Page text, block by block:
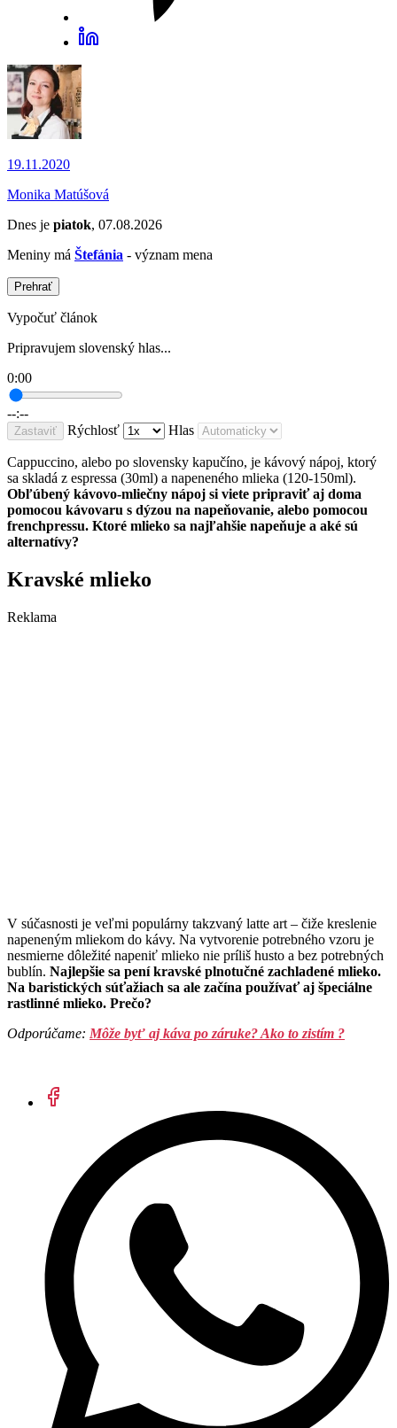
19.11.2020
Monika Matúšová
Dnes je piatok, 07.08.2026
Meniny má Štefánia - význam mena
Prehrať
Vypočuť článok
Pripravujem slovenský hlas...
0:00
--:--
Zastaviť Rýchlosť Hlas
Cappuccino, alebo po slovensky kapučíno, je kávový nápoj, ktorý
sa skladá z espressa (30ml) a napeneného mlieka (120-150ml).
Obľúbený kávovo-mliečny nápoj si viete pripraviť aj doma
pomocou kávovaru s dýzou na napeňovanie, alebo pomocou
frenchpressu. Ktoré mlieko sa najľahšie napeňuje a aké sú
alternatívy?
Kravské mlieko
Reklama
V súčasnosti je veľmi populárny takzvaný latte art – čiže kreslenie
napeneným mliekom do kávy. Na vytvorenie potrebného vzoru je
nesmierne dôležité napeniť mlieko nie príliš husto a bez potrebných
bublín. Najlepšie sa pení kravské plnotučné zachladené mlieko.
Na baristických súťažiach sa ale začína používať aj špeciálne
rastlinné mlieko. Prečo?
Odporúčame: Môže byť aj káva po záruke? Ako to zistím ?